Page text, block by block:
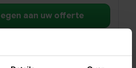
€499,00
aan uw offerte